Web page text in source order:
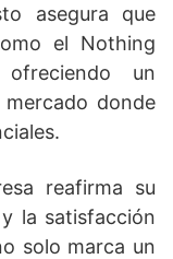
asegura que
el Nothing
un
donde
reafirma su
la satisfacción
solo marca un